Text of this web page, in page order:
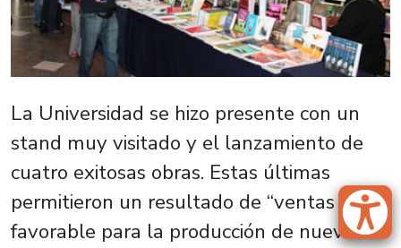
La Universidad se hizo presente con un
stand muy visitado y el lanzamiento de
cuatro exitosas obras. Estas últimas
permitieron un resultado de “ventas
favorable para la producción de nuevas